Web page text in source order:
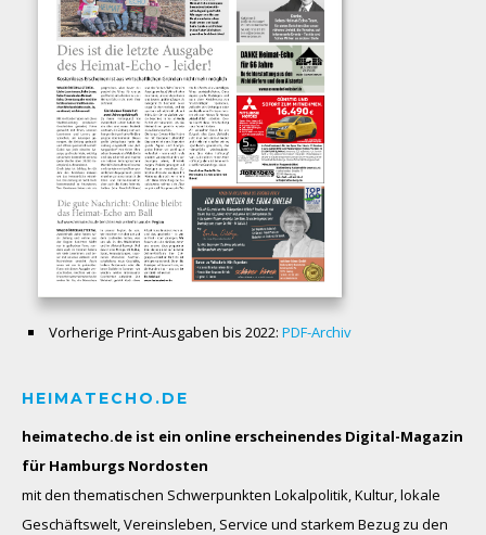
Vorherige Print-Ausgaben bis 2022: PDF-Archiv
HEIMATECHO.DE
heimatecho.de ist ein online erscheinendes Digital-Magazin
für Hamburgs Nordosten
mit den thematischen Schwerpunkten Lokalpolitik, Kultur, lokale
Geschäftswelt, Vereinsleben, Service und starkem Bezug zu den